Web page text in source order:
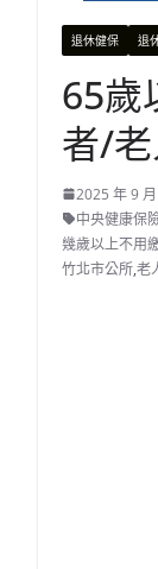
退休健保 退
65歲
者/
2025 年 9
中央健康保
幾歲以上不用
竹北市公所,老